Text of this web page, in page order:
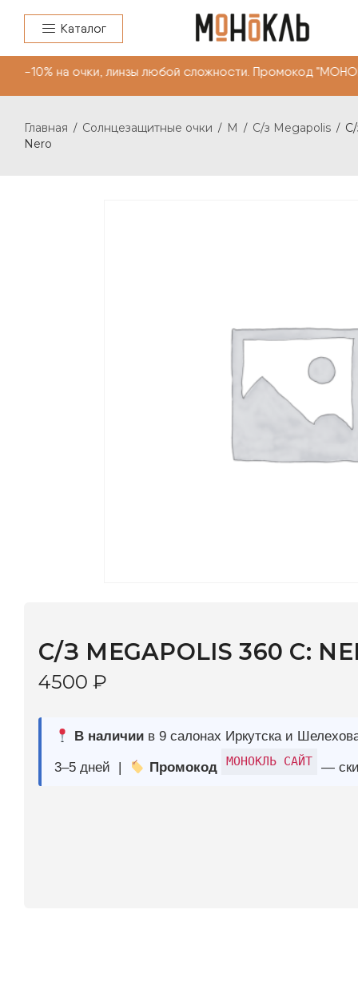
Каталог
очки, линзы любой сложности. Промокод
Главная / Солнцезащитные очки / M / C/з Megapolis /
Nero
3–5 дней |